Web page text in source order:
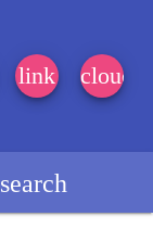
link cloud
search